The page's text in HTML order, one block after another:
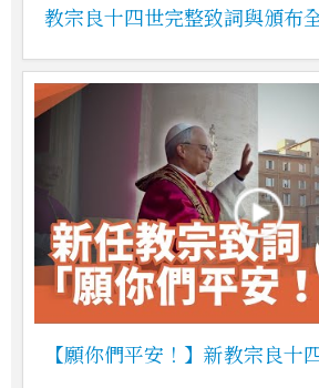
教宗良十四世完整致詞與頒布
【願你們平安！】新教宗良十